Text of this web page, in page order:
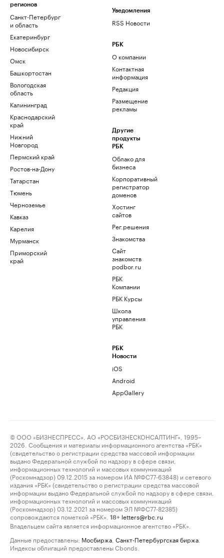
регионов
Санкт-Петербург
и область
Екатеринбург
Новосибирск
Омск
Башкортостан
Вологодская
область
Калининград
Краснодарский
край
Нижний
Новгород
Пермский край
Ростов-на-Дону
Татарстан
Тюмень
Черноземье
Кавказ
Карелия
Мурманск
Приморский
край
Уведомления
RSS Новости
РБК
О компании
Контактная
информация
Редакция
Размещение
рекламы
Другие
продукты
РБК
Облако для
бизнеса
Корпоративный
регистратор
доменов
Хостинг
сайтов
Рег.решения
Знакомства
Сайт
знакомств
podbor.ru
РБК
Компании
РБК Курсы
Школа
управления
РБК
РБК
Новости
iOS
Android
AppGallery
© ООО «БИЗНЕСПРЕСС», АО «РОСБИЗНЕСКОНСАЛТИНГ», 1995–
2026. Сообщения и материалы информационного агентства «РБК»
(свидетельство о регистрации средства массовой информации
выдано Федеральной службой по надзору в сфере связи,
информационных технологий и массовых коммуникаций
(Роскомнадзор) 09.12.2015 за номером ИА №ФС77-63848) и сетевого
издания «РБК» (свидетельство о регистрации средства массовой
информации выдано Федеральной службой по надзору в сфере связи,
информационных технологий и массовых коммуникаций
(Роскомнадзор) 03.12.2021 за номером ЭЛ №ФС77-82385)
сопровождаются пометкой «РБК».
18+ letters@rbc.ru
Владельцем сайта является информационное агентство «РБК».
Данные предоставлены: Мосбиржа Санкт-Петербургская биржа
Индексы облигаций предоставлены Cbonds.